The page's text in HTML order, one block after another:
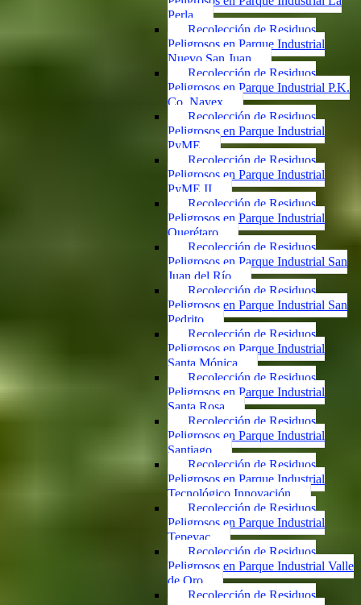
Perla
Recolección de Residuos
Peligrosos en Parque Industrial
Nuevo San Juan
Recolección de Residuos
Peligrosos en Parque Industrial P.K.
Co. Navex
Recolección de Residuos
Peligrosos en Parque Industrial
PyME
Recolección de Residuos
Peligrosos en Parque Industrial
PyME II
Recolección de Residuos
Peligrosos en Parque Industrial
Querétaro
Recolección de Residuos
Peligrosos en Parque Industrial San
Juan del Río
Recolección de Residuos
Peligrosos en Parque Industrial San
Pedrito
Recolección de Residuos
Peligrosos en Parque Industrial
Santa Mónica
Recolección de Residuos
Peligrosos en Parque Industrial
Santa Rosa
Recolección de Residuos
Peligrosos en Parque Industrial
Santiago
Recolección de Residuos
Peligrosos en Parque Industrial
Tecnológico Innovación
Recolección de Residuos
Peligrosos en Parque Industrial
Tepeyac
Recolección de Residuos
Peligrosos en Parque Industrial Valle
de Oro
Recolección de Residuos